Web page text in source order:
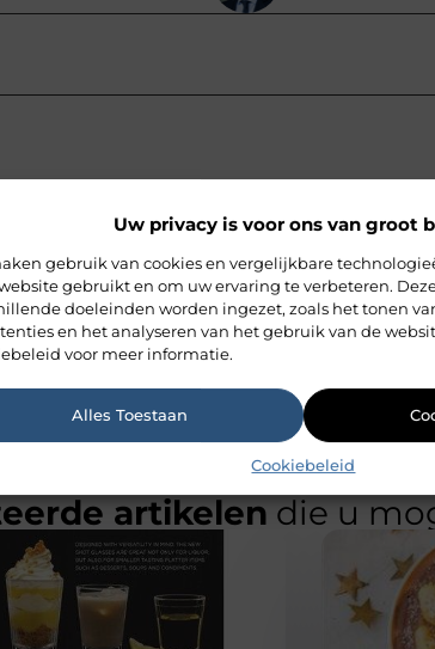
Uw privacy is voor ons van groot
gebruik van cookies en vergelijkbare
gebruikt en om uw ervaring te verbeteren.
doeleinden worden ingezet, zoals het tonen
en het analyseren van het gebruik van de
voor meer informatie.
Alles Toestaan
Cookiebeleid
artikelen die u